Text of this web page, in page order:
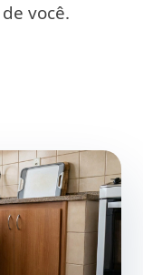
você.